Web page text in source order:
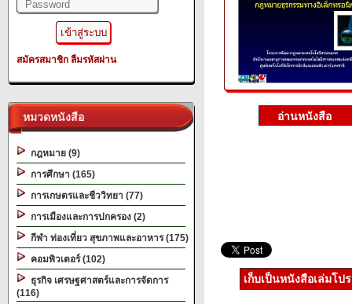
สมัครสมาชิก ลืมรหัสผ่าน
หมวดหนังสือ
กฎหมาย (9)
การศึกษา (165)
การเกษตรและชีววิทยา (77)
การเมืองและการปกครอง (2)
กีฬา ท่องเที่ยว สุขภาพและอาหาร (175)
คอมพิวเตอร์ (102)
ธุรกิจ เศรษฐศาสตร์และการจัดการ
(116)
เก็บเป็นหนังสือเล่มโป